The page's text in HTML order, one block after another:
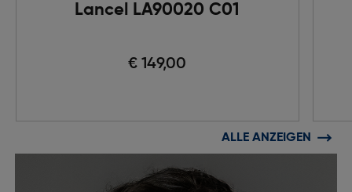
Lancel LA90020 C01
€ 149,00
ALLE ANZEIGEN